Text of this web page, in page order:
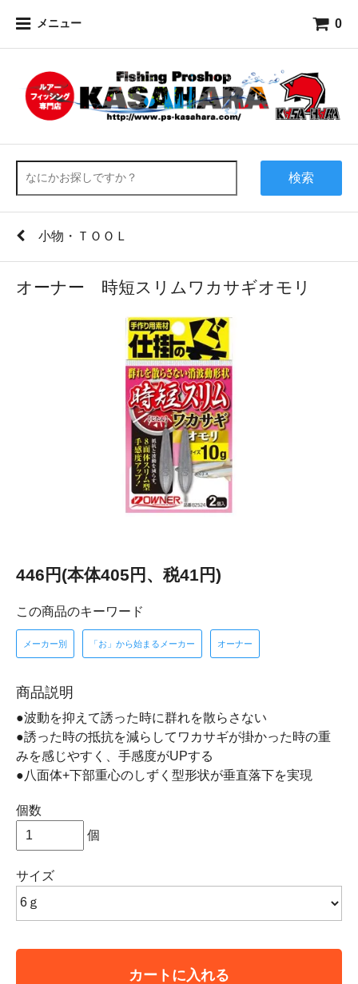
メニュー 0
検索
小物・ＴＯＯＬ
オーナー 時短スリムワカサギオモリ
446円(本体405円、税41円)
この商品のキーワード
メーカー別 「お」から始まるメーカー オーナー
商品説明
●波動を抑えて誘った時に群れを散らさない
●誘った時の抵抗を減らしてワカサギが掛かった時の重
みを感じやすく、手感度がUPする
●八面体+下部重心のしずく型形状が垂直落下を実現
個数
個
サイズ
カートに入れる